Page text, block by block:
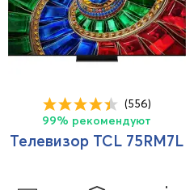
(556)
99% рекомендуют
Телевизор TCL 75RM7L